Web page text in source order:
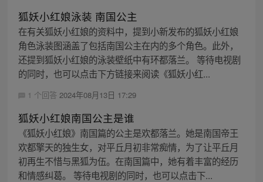
狐妖小红娘泳装 南国公主
在有关狐妖小红娘的资料中，提到小新发布的狐妖小红娘
角色泳装图涵盖了包括南国公主在内的多个角色。此外，
还提到狐妖小红娘的泳装壁纸中有环都落兰。 等待电视剧
的同时，也可以点击下方链接来阅读《狐妖小红...
1 个回答 2024年08月13日 17:29
狐妖小红娘南国公主是谁
《狐妖小红娘》南国篇的公主是欢都落兰。她是南国帝王
欢都擎天的独生女，对平丘月初非常痴情，为了让平丘月
初再生不惜与黑狐为伍。在南国篇中，她有着丰富的经历
和情感纠葛。 等待电视剧的同时，也可以点击下...